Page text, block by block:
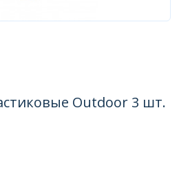
Outdoor 3 шт.